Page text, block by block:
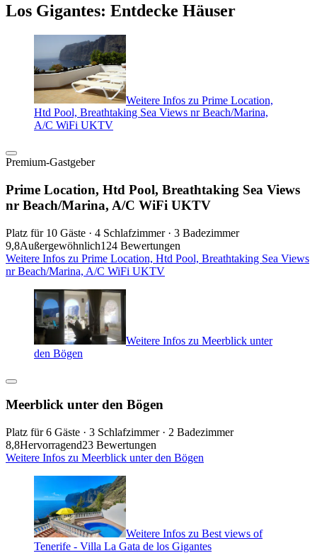
Los Gigantes: Entdecke Häuser
Weitere Infos zu Prime Location,
Htd Pool, Breathtaking Sea Views nr Beach/Marina,
A/C WiFi UKTV
Premium-Gastgeber
Prime Location, Htd Pool, Breathtaking Sea Views
nr Beach/Marina, A/C WiFi UKTV
Platz für 10 Gäste · 4 Schlafzimmer · 3 Badezimmer
9,8Außergewöhnlich124 Bewertungen
Weitere Infos zu Prime Location, Htd Pool, Breathtaking Sea Views
nr Beach/Marina, A/C WiFi UKTV
Weitere Infos zu Meerblick unter
den Bögen
Meerblick unter den Bögen
Platz für 6 Gäste · 3 Schlafzimmer · 2 Badezimmer
8,8Hervorragend23 Bewertungen
Weitere Infos zu Meerblick unter den Bögen
Weitere Infos zu Best views of
Tenerife - Villa La Gata de los Gigantes